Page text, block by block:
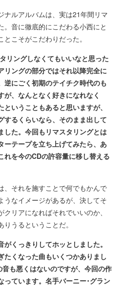
ナルアルバムは、実は21年間リマ
。音に徹底的にこだわる小西にと
こそがこだわりだった。
リングしなくてもいいなと思った
リングの部分ではそれ以降完全に
逆にごく初期のテイチク時代のも
、なんとなく好きになれなく
いうこともあると思いますが、
するくらいなら、そのまま出して
した。今回もリマスタリングとは
ーテープを立ち上げてみたら、あ
れを今のCDの許容量に移し替える
、それを施すことで何でもかんで
うなイメージがあるが、決してそ
リアになればそれでいいのか、
うるということだ。
がくっきりしてホッとしました。
たくなった曲もいくつかありまし
も悪くはないのですが、今回の作
っています。名手バーニー･グラン